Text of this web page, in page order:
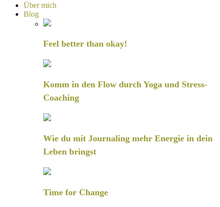
Über mich
Blog
Feel better than okay!
Komm in den Flow durch Yoga und Stress-
Coaching
Wie du mit Journaling mehr Energie in dein
Leben bringst
Time for Change